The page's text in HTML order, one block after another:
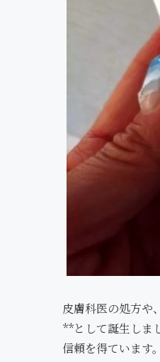
皮膚科医の処方や
**として誕生しま
信頼を得ています。